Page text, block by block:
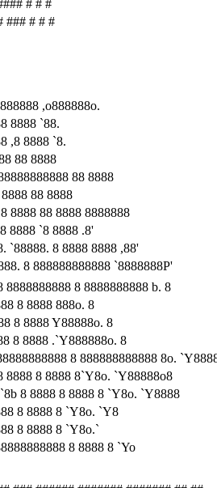
# # #
### # # #
,o888888o.
8888 `88.
,8 8888 `8.
88 8888
88 8888
88 8888
8888 88 8888 8888888
8888 `8 8888 .8'
`88888. 8 8888 8888 ,88'
8 888888888888 `8888888P'
8888888888 8 8888888888 b. 8
8 8888 888o. 8
8 8888 Y88888o. 8
8 8888 .`Y888888o. 8
8 888888888888 8o.
8888 8 8888 8`Y8o. `Y88888o8
8 8888 8 8888 8 `Y8o. `Y8888
8 8888 8 `Y8o. `Y8
8 8888 8 `Y8o.`
8 8888 8 `Yo